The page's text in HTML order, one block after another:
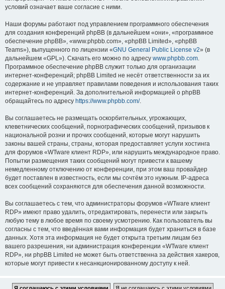
условий означает ваше согласие с ними.
Наши форумы работают под управлением программного обеспечения
для создания конференций phpBB (в дальнейшем «они», «программное
обеспечение phpBB», «www.phpbb.com», «phpBB Limited», «phpBB
Teams»), выпущенного по лицензии «GNU General Public License v2» (в
дальнейшем «GPL»). Скачать его можно по адресу www.phpbb.com.
Программное обеспечение phpBB служит только для организации
интернет-конференций; phpBB Limited не несёт ответственности за их
содержание и не управляет правилами поведения и использования таких
интернет-конференций. За дополнительной информацией о phpBB
обращайтесь по адресу https://www.phpbb.com/.
Вы соглашаетесь не размещать оскорбительных, угрожающих,
клеветнических сообщений, порнографических сообщений, призывов к
национальной розни и прочих сообщений, которые могут нарушить
законы вашей страны, страны, которая предоставляет услуги хостинга
для форумов «WTware клиент RDP», или нарушить международное право.
Попытки размещения таких сообщений могут привести к вашему
немедленному отключению от конференции, при этом ваш провайдер
будет поставлен в известность, если мы сочтём это нужным. IP-адреса
всех сообщений сохраняются для обеспечения данной возможности.
Вы соглашаетесь с тем, что администраторы форумов «WTware клиент
RDP» имеют право удалить, отредактировать, перенести или закрыть
любую тему в любое время по своему усмотрению. Как пользователь вы
согласны с тем, что введённая вами информация будет храниться в базе
данных. Хотя эта информация не будет открыта третьим лицам без
вашего разрешения, ни администрация конференции «WTware клиент
RDP», ни phpBB Limited не может быть ответственна за действия хакеров,
которые могут привести к несанкционированному доступу к ней.